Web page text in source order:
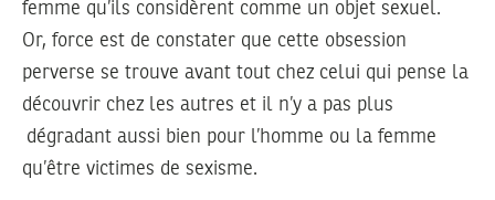
femme qu’ils considèrent comme un objet sexuel.
Or, force est de constater que cette obsession
perverse se trouve avant tout chez celui qui pense la
découvrir chez les autres et il n’y a pas plus
dégradant aussi bien pour l’homme ou la femme
qu’être victimes de sexisme.